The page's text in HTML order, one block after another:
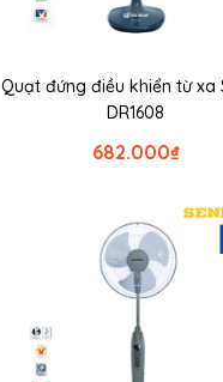
Quạt đứng điều khiển từ xa
DR1608
₫
682.000